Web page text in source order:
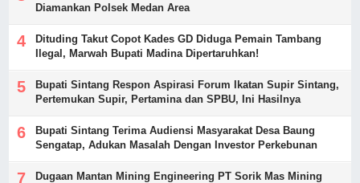
Diamankan Polsek Medan Area
Dituding Takut Copot Kades GD Diduga Pemain Tambang
Ilegal, Marwah Bupati Madina Dipertaruhkan!
Bupati Sintang Respon Aspirasi Forum Ikatan Supir Sintang,
Pertemukan Supir, Pertamina dan SPBU, Ini Hasilnya
Bupati Sintang Terima Audiensi Masyarakat Desa Baung
Sengatap, Adukan Masalah Dengan Investor Perkebunan
Dugaan Mantan Mining Engineering PT Sorik Mas Mining